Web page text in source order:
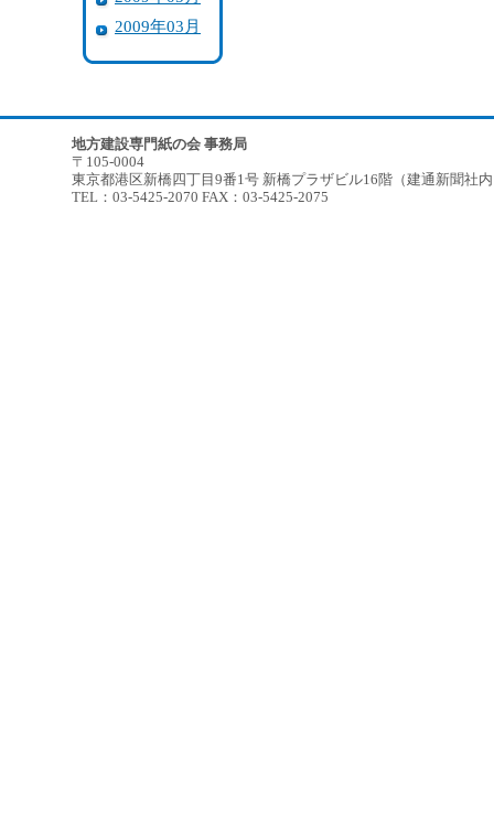
2009年03月
地方建設専門紙の会 事務局
〒105-0004
東京都港区新橋四丁目9番1号 新橋プラザビル16階（建通新聞社
TEL：03-5425-2070 FAX：03-5425-2075